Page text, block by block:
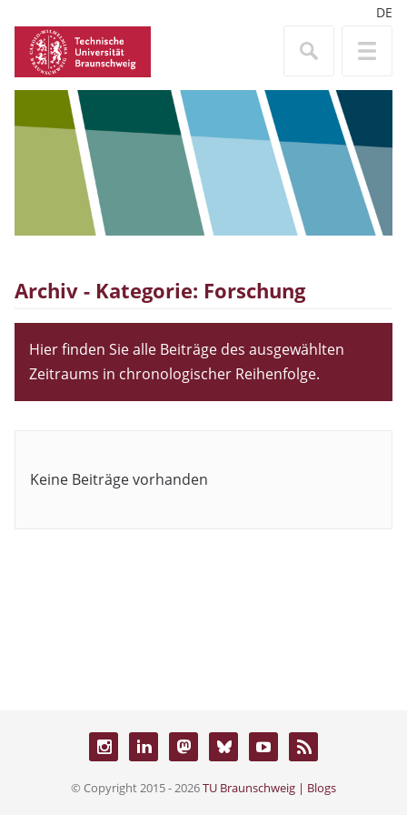
DE
Archiv - Kategorie: Forschung
Hier finden Sie alle Beiträge des ausgewählten
Zeitraums in chronologischer Reihenfolge.
Keine Beiträge vorhanden
© Copyright 2015 - 2026TU Braunschweig | Blogs